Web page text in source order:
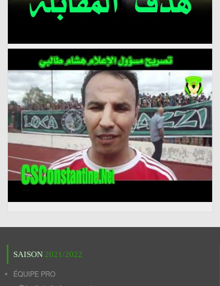
SAISON 2021/2022
ÉQUIPE PRO